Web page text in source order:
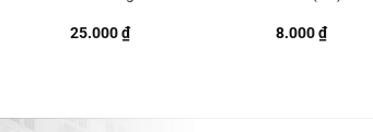
25.000₫ 8.000₫